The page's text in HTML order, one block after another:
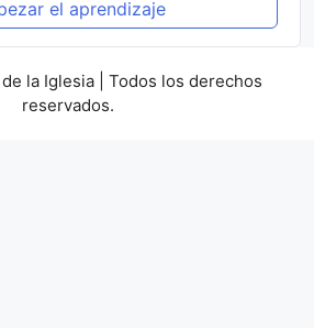
el aprendizaje
la Iglesia | Todos los derechos
reservados.